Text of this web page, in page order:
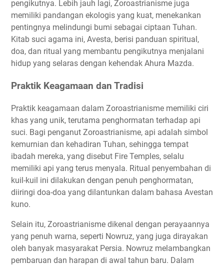
pengikutnya. Lebih jauh lagi, Zoroastrianisme juga
memiliki pandangan ekologis yang kuat, menekankan
pentingnya melindungi bumi sebagai ciptaan Tuhan.
Kitab suci agama ini, Avesta, berisi panduan spiritual,
doa, dan ritual yang membantu pengikutnya menjalani
hidup yang selaras dengan kehendak Ahura Mazda.
Praktik Keagamaan dan Tradisi
Praktik keagamaan dalam Zoroastrianisme memiliki ciri
khas yang unik, terutama penghormatan terhadap api
suci. Bagi penganut Zoroastrianisme, api adalah simbol
kemurnian dan kehadiran Tuhan, sehingga tempat
ibadah mereka, yang disebut Fire Temples, selalu
memiliki api yang terus menyala. Ritual penyembahan di
kuil-kuil ini dilakukan dengan penuh penghormatan,
diiringi doa-doa yang dilantunkan dalam bahasa Avestan
kuno.
Selain itu, Zoroastrianisme dikenal dengan perayaannya
yang penuh warna, seperti Nowruz, yang juga dirayakan
oleh banyak masyarakat Persia. Nowruz melambangkan
pembaruan dan harapan di awal tahun baru. Dalam